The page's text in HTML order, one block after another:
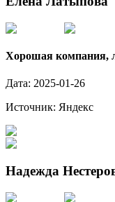
Хорошая компания,
Дата: 2025-01-26
Источник: Яндекс
Надежда